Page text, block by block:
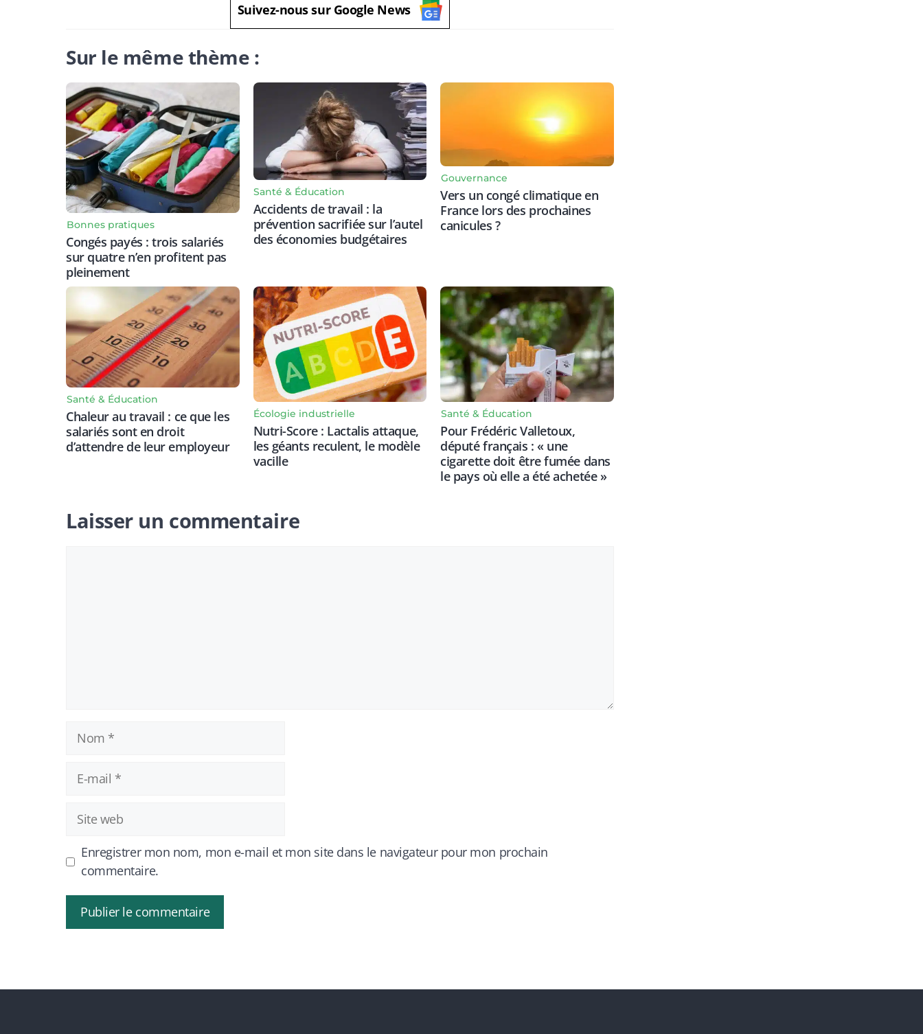
Suivez-nous sur Google News
Sur le même thème :
Bonnes pratiques
Congés payés : trois salariés
sur quatre n’en profitent pas
pleinement
Santé & Éducation
Accidents de travail : la
prévention sacrifiée sur l’autel
des économies budgétaires
Gouvernance
Vers un congé climatique en
France lors des prochaines
canicules ?
Santé & Éducation
Chaleur au travail : ce que les
salariés sont en droit
d’attendre de leur employeur
Écologie industrielle
Nutri-Score : Lactalis attaque,
les géants reculent, le modèle
vacille
Santé & Éducation
Pour Frédéric Valletoux,
député français : « une
cigarette doit être fumée dans
le pays où elle a été achetée »
Laisser un commentaire
Nom
mail
Site
web
Enregistrer mon nom, mon e-mail et mon site dans le navigateur pour mon prochain
commentaire.